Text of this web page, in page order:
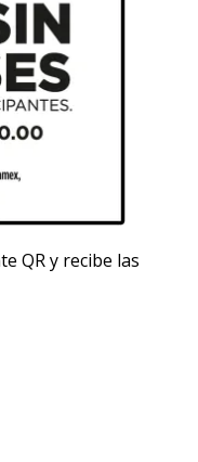
QR y recibe las